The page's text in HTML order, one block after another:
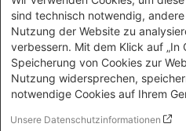
Mastodon
Podigee
Signal
Heinrich-Böll-Stiftungen
Bundesländern
Baden-Württemberg
Bayern
Berlin
Bremen
Internationale Büros
Asien
Büro Peking - China
Büro Neu-Delhi - Indien
Büro Phnom Penh -
Büro Südostasien
Themenportale
Heimatkunde
sind technisch notwendig,
Nutzung der Website zu
verbessern. Mit dem Klick auf „In
Speicherung von Cookies zur
Nutzung widersprechen,
notwendige Cookies auf Ihrem
Unsere Datenschutzinformationen